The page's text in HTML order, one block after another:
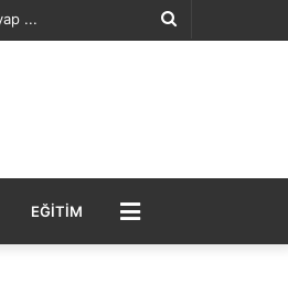
Arama
EĞITIM MENÜ